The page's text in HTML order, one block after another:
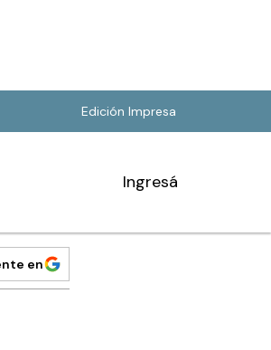
Edición Impresa
Ingresá
en